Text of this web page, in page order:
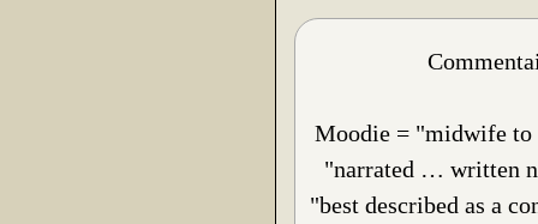
Moodie = "midwife
"narrated … written
"best described as a